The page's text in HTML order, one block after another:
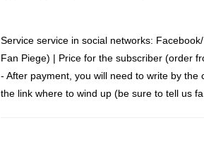
Service service in social networks:
Fan Piege) | Price for the subscriber (order
- After payment, you will need to write by
the link where to wind up (be sure to tell us